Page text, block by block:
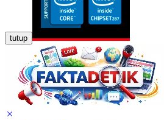
tutup